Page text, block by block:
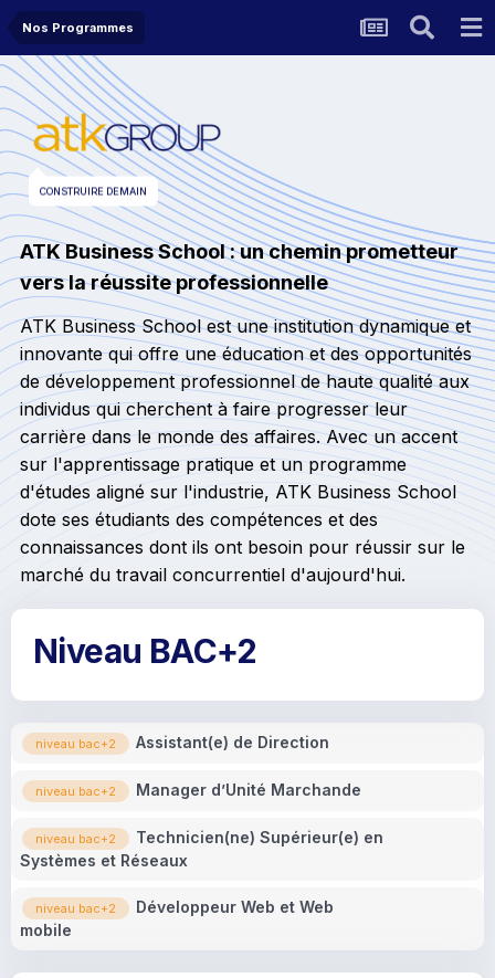
Nos Programmes
CONSTRUIRE DEMAIN
ATK Business School : un chemin prometteur
vers la réussite professionnelle
ATK Business School est une institution dynamique et
innovante qui offre une éducation et des opportunités
de développement professionnel de haute qualité aux
individus qui cherchent à faire progresser leur
carrière dans le monde des affaires. Avec un accent
sur l'apprentissage pratique et un programme
d'études aligné sur l'industrie, ATK Business School
dote ses étudiants des compétences et des
connaissances dont ils ont besoin pour réussir sur le
marché du travail concurrentiel d'aujourd'hui.
Niveau BAC+2
niveau bac+2 Assistant(e) de Direction
niveau bac+2 Manager d’Unité Marchande
niveau bac+2
Technicien(ne) Supérieur(e) en
Systèmes et Réseaux
niveau bac+2
Développeur Web et Web
mobile